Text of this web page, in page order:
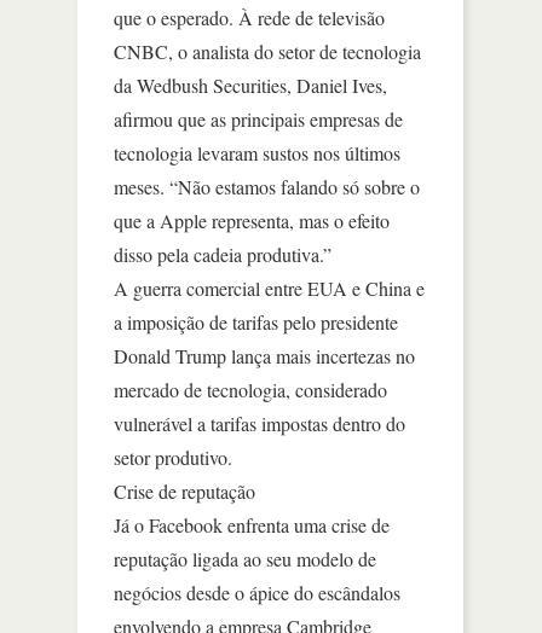
que o esperado. À rede de televisão
CNBC, o analista do setor de tecnologia
da Wedbush Securities, Daniel Ives,
afirmou que as principais empresas de
tecnologia levaram sustos nos últimos
meses. “Não estamos falando só sobre o
que a Apple representa, mas o efeito
disso pela cadeia produtiva.”
A guerra comercial entre EUA e China e
a imposição de tarifas pelo presidente
Donald Trump lança mais incertezas no
mercado de tecnologia, considerado
vulnerável a tarifas impostas dentro do
setor produtivo.
Crise de reputação
Já o Facebook enfrenta uma crise de
reputação ligada ao seu modelo de
negócios desde o ápice do escândalos
envolvendo a empresa Cambridge